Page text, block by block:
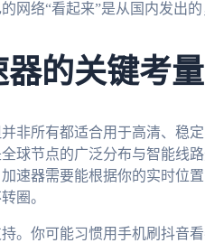
网络“看起来”是从国内发出
的关键考量
非所有都适合用于高清、稳
球节点的广泛分布与智能线
速器需要能根据你的实时位
圈。
。你可能习惯用手机刷抖音